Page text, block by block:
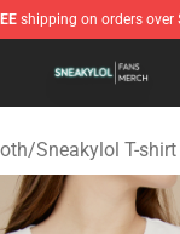
shipping on orders over
- Official
/Sneakylol T-shirt